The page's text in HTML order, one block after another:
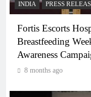
INDIA PRESS
Fortis Escorts
Breastfeeding
Awareness
8 months ago